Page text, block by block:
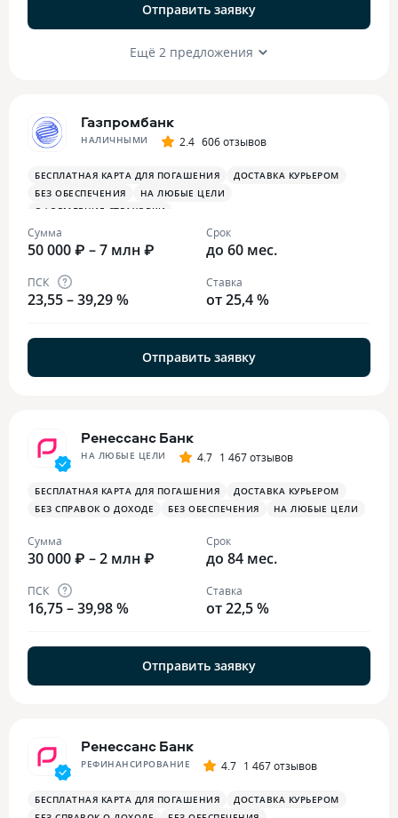
Отправить заявку
Ещё 2 предложения
Газпромбанк
НАЛИЧНЫМИ 2.4 606 отзывов
БЕСПЛАТНАЯ КАРТА ДЛЯ ПОГАШЕНИЯ
ДОСТАВКА КУРЬЕРОМ
БЕЗ ОБЕСПЕЧЕНИЯ
НА ЛЮБЫЕ ЦЕЛИ
ОФОРМЛЕНИЕ СТРАХОВКИ
Сумма
50 000 ₽ – 7 млн ₽
Срок
до 60 мес.
ПСК
23,55 – 39,29 %
Ставка
от 25,4 %
Отправить заявку
Ренессанс Банк
НА ЛЮБЫЕ ЦЕЛИ 4.7 1 467 отзывов
БЕСПЛАТНАЯ КАРТА ДЛЯ ПОГАШЕНИЯ
ДОСТАВКА КУРЬЕРОМ
БЕЗ СПРАВОК О ДОХОДЕ
БЕЗ ОБЕСПЕЧЕНИЯ НА ЛЮБЫЕ ЦЕЛИ
Сумма
30 000 ₽ – 2 млн ₽
Срок
до 84 мес.
ПСК
16,75 – 39,98 %
Ставка
от 22,5 %
Отправить заявку
Ренессанс Банк
РЕФИНАНСИРОВАНИЕ 4.7 1 467 отзывов
БЕСПЛАТНАЯ КАРТА ДЛЯ ПОГАШЕНИЯ
ДОСТАВКА КУРЬЕРОМ